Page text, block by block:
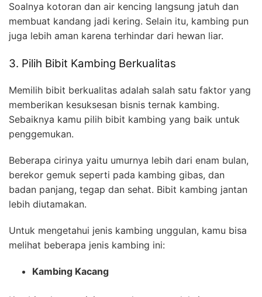
Soalnya kotoran dan air kencing langsung jatuh dan
membuat kandang jadi kering. Selain itu, kambing pun
juga lebih aman karena terhindar dari hewan liar.
3. Pilih Bibit Kambing Berkualitas
Memilih bibit berkualitas adalah salah satu faktor yang
memberikan kesuksesan bisnis ternak kambing.
Sebaiknya kamu pilih bibit kambing yang baik untuk
penggemukan.
Beberapa cirinya yaitu umurnya lebih dari enam bulan,
berekor gemuk seperti pada kambing gibas, dan
badan panjang, tegap dan sehat. Bibit kambing jantan
lebih diutamakan.
Untuk mengetahui jenis kambing unggulan, kamu bisa
melihat beberapa jenis kambing ini:
Kambing Kacang